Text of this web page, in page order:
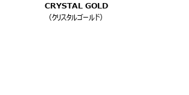
CRYSTAL GOLD
（クリスタルゴールド）